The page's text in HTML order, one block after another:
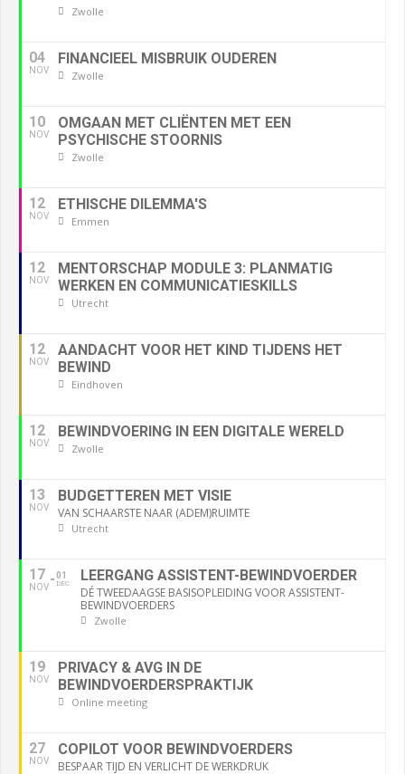
Zwolle
04
NOV
FINANCIEEL MISBRUIK OUDEREN
Zwolle
10
NOV
OMGAAN MET CLIËNTEN MET EEN
PSYCHISCHE STOORNIS
Zwolle
12
NOV
ETHISCHE DILEMMA'S
Emmen
12
NOV
MENTORSCHAP MODULE 3: PLANMATIG
WERKEN EN COMMUNICATIESKILLS
Utrecht
12
NOV
AANDACHT VOOR HET KIND TIJDENS HET
BEWIND
Eindhoven
12
NOV
BEWINDVOERING IN EEN DIGITALE WERELD
Zwolle
13
NOV
BUDGETTEREN MET VISIE
VAN SCHAARSTE NAAR (ADEM)RUIMTE
Utrecht
17
NOV
01
DEC LEERGANG ASSISTENT-BEWINDVOERDER
DÉ TWEEDAAGSE BASISOPLEIDING VOOR ASSISTENT-
BEWINDVOERDERS
Zwolle
19
NOV
PRIVACY & AVG IN DE
BEWINDVOERDERSPRAKTIJK
Online meeting
27
NOV
COPILOT VOOR BEWINDVOERDERS
BESPAAR TIJD EN VERLICHT DE WERKDRUK